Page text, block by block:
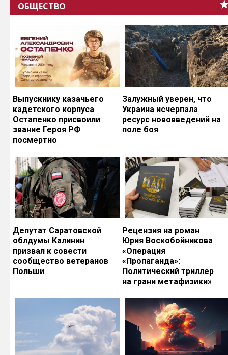
ОБЩЕСТВО
Выпускнику казачьего
кадетского корпуса
Остапенко присвоили
звание Героя РФ
посмертно
Залужный уверен, что
Украина исчерпала
ресурс нововведений на
поле боя
Депутат Саратовской
облдумы Калинин
призвал к совести
сообщество ветеранов
Польши
Рецензия на роман
Юрия Воскобойникова
«Операция
«Пропаганда»:
Политический триллер
на грани метафизики»